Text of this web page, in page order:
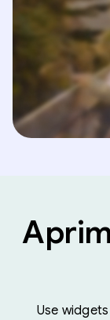
Use